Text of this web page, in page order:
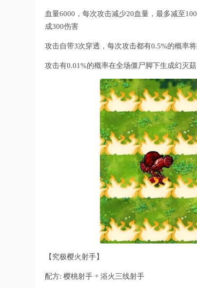
血量6000，每次攻击减少20血量，最多减至
成300伤害
攻击自带3次穿透，每次攻击都有0.5%的概率
攻击有0.01%的概率在全场僵尸脚下生成幻灭菇
【究极樱火射手】
配方: 樱桃射手 + 浴火三线射手